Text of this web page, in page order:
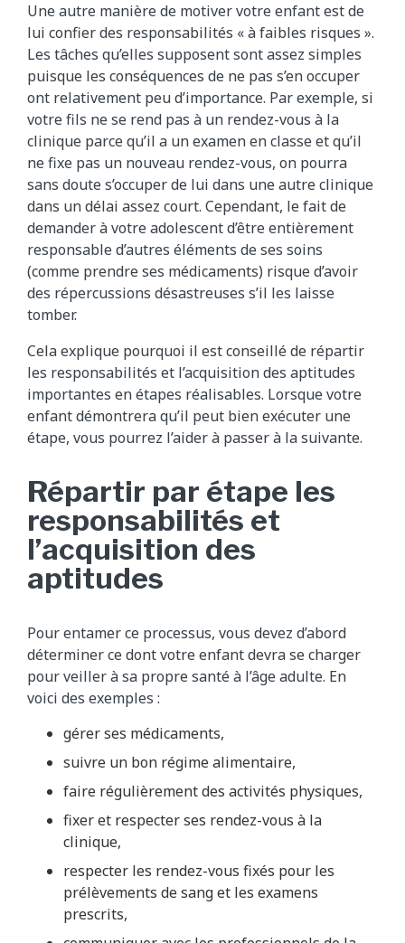
Une autre manière de motiver votre enfant est de
lui confier des responsabilités « à faibles risques ».
Les tâches qu’elles supposent sont assez simples
puisque les conséquences de ne pas s’en occuper
ont relativement peu d’importance. Par exemple, si
votre fils ne se rend pas à u​n rendez-vous à la
clinique parce qu’il a un examen en classe et qu’il
ne fixe pas un nouveau rendez-vous, on pourra
sans doute s’occuper de lui dans une autre clinique
dans un délai assez court. Cependant, le fait de
demander à votre adolescent d’être entièrement
responsable d’autres éléments de ses soins
(comme prendre ses médicaments) risque d’avoir
des répercussions désastreuses s’il les laisse
tomber.
Cela explique pourquoi il est conseillé de répartir
les responsabilités et l’acquisition des aptitudes
importantes en étapes réalisables. Lorsque votre
enfant démontrera qu’il peut bien exécuter une
étape, vous pourrez l’aider à passer à la suivante.
Répartir par étape les
responsabilités et
l’acquisition des
aptitudes
Pour entamer ce processus, vous devez d’abord
déterminer ce dont votre enfant devra se charger
pour veiller à sa propre santé à l’âge adulte. En
voici des exemples :
gérer ses médicaments,
suivre un bon régime alimentaire,
faire régulièrement des activités physiques,
fixer et respecter ses rendez-vous à la
clinique,
respecter les rendez-vous fixés pour les
prélèvements de sang et les examens
prescrits,